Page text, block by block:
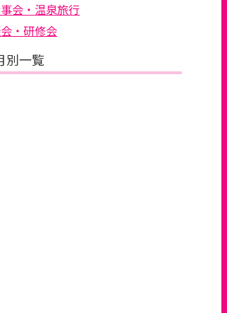
会・温泉旅行
・研修会
別一覧